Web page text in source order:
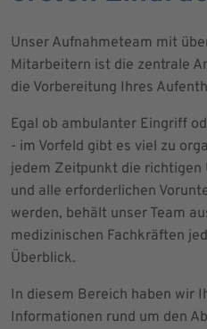
Unser Aufnahmeteam mit
Mitarbeitern ist die zentrale
die Vorbereitung Ihres
Egal ob ambulanter Eingriff
- im Vorfeld gibt es viel zu
jedem Zeitpunkt die richtigen
und alle erforderlichen
werden, behält unser Team
medizinischen Fachkräften
Überblick.
In diesem Bereich haben wir
Informationen rund um den